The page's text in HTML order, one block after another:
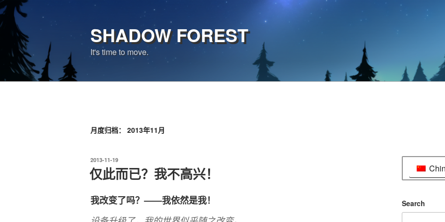
跳
至
内
SHADOW FOREST
It's time to move.
月度归档：2013年11月
发
布
于
2013-11-19
仅此而已？我不高兴！
我改变了吗？——我依然是我！ Search